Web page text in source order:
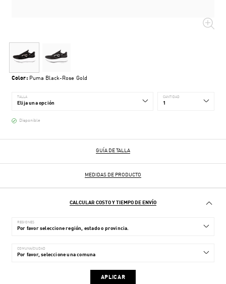
Color: Puma Black-Rose Gold
TALLA CANTIDAD
Disponible
GUÍA DE TALLA
MEDIDAS DE PRODUCTO
CALCULAR COSTO Y TIEMPO DE ENVÍO
REGIONES
COMUNA/CIUDAD
APLICAR